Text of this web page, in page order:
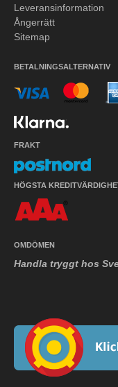
Leveransinformation
Ångerrätt
Sitemap
BETALNINGSALTERNATIV
FRAKT
HÖGSTA
OMDÖMEN
Handla tryggt hos